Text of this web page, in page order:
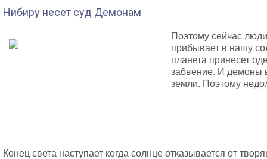
Нибиру несет суд Демонам
Поэтому сейчас
прибывает в нашу
планета принесет
забвение. И демоны
земли. Поэтому
Конец света наступает когда солнце отказывается от